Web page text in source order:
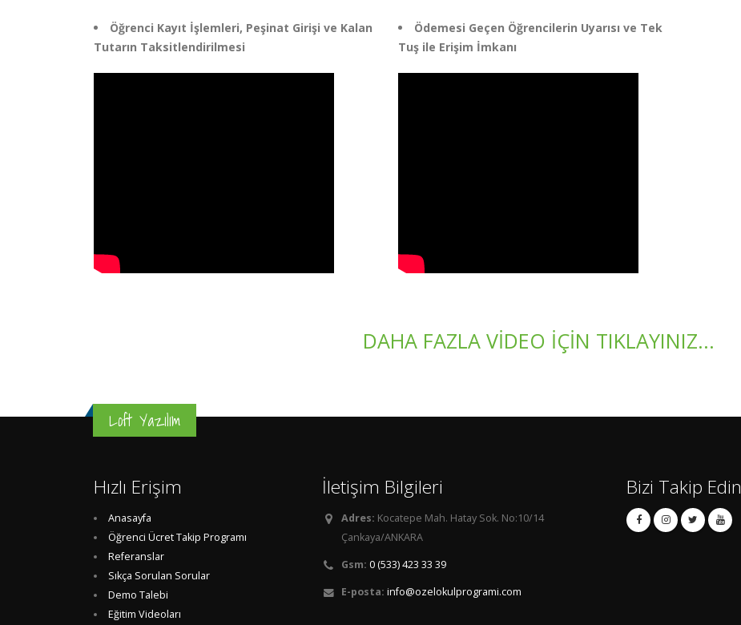
Öğrenci Kayıt İşlemleri, Peşinat Girişi ve Kalan
Tutarın Taksitlendirilmesi
Ödemesi Geçen Öğrencilerin Uyarısı ve Tek
Tuş ile Erişim İmkanı
DAHA FAZLA VİDEO İÇİN TIKLAYINIZ...
Loft Yazılım
Hızlı Erişim
Anasayfa
Öğrenci Ücret Takip Programı
Referanslar
Sıkça Sorulan Sorular
Demo Talebi
Eğitim Videoları
İletişim Bilgileri
Adres: Kocatepe Mah. Hatay Sok. No:10/14
Çankaya/ANKARA
Gsm: 0 (533) 423 33 39
E-posta: info@ozelokulprogrami.com
Bizi Takip Edin